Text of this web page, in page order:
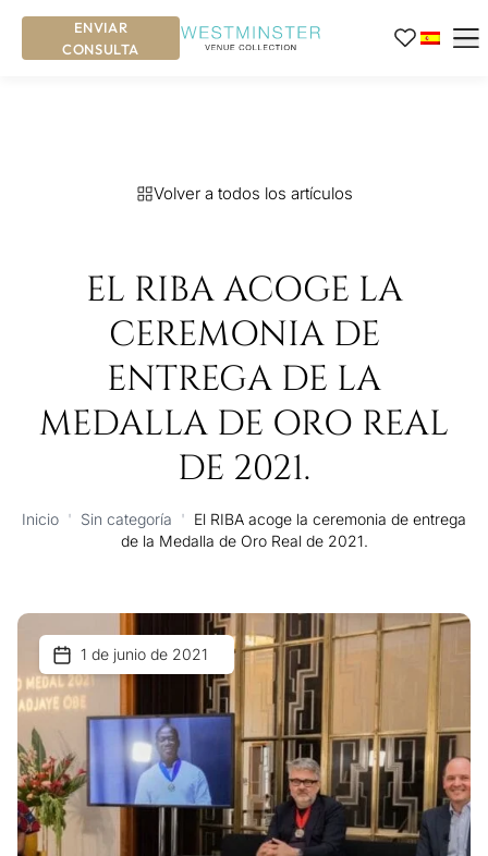
ENVIAR
CONSULTA
Volver a todos los artículos
EL RIBA ACOGE LA
CEREMONIA DE
ENTREGA DE LA
MEDALLA DE ORO REAL
DE 2021.
Inicio ' Sin categoría ' El RIBA acoge la ceremonia de entrega
de la Medalla de Oro Real de 2021.
1 de junio de 2021